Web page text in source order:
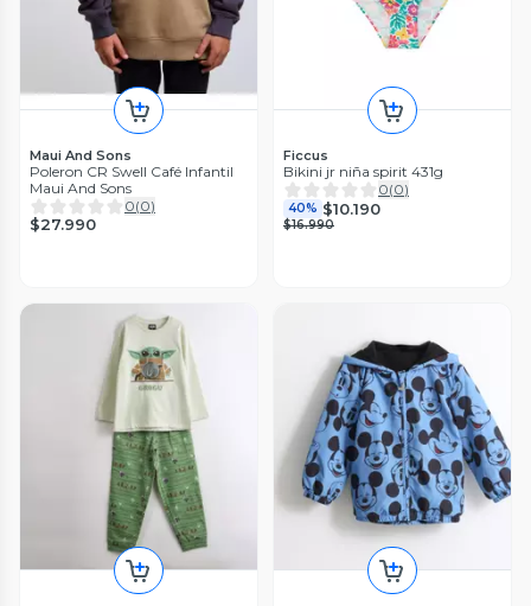
Maui And Sons
Poleron CR Swell Café Infantil
Maui And Sons
0(0)
$27.990
Ficcus
Bikini jr niña spirit 431g
0(0)
40% $10.190
$16.990